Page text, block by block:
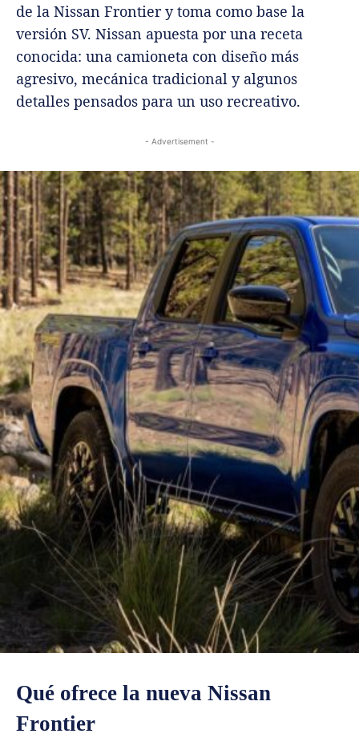
de la Nissan Frontier y toma como base la
versión SV. Nissan apuesta por una receta
conocida: una camioneta con diseño más
agresivo, mecánica tradicional y algunos
detalles pensados para un uso recreativo.
- Advertisement -
Qué ofrece la nueva Nissan
Frontier